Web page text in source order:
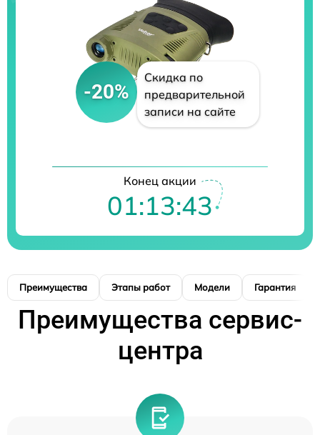
-20%
Скидка по
предварительной
записи на сайте
Конец акции
01:13:42
Преимущества Этапы работ Модели Гарантия
Преимущества сервис-
центра